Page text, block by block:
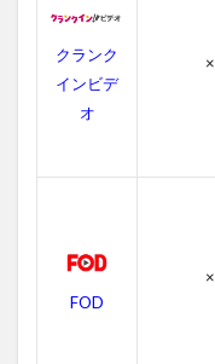
る方
とめ
クランク
インビデ
オ
×
FOD
×